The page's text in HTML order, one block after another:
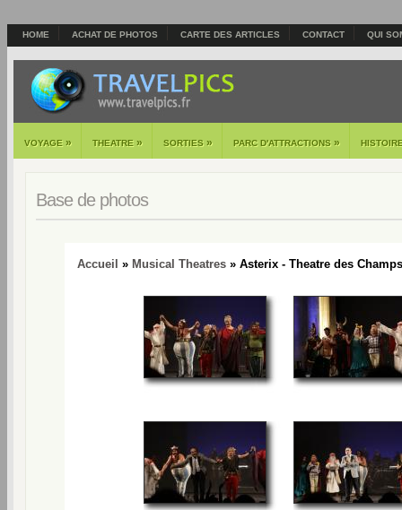
HOME ACHAT DE PHOTOS CARTE DES ARTICLES CONTACT QUI
VOYAGE » THEATRE » SORTIES » PARC D'ATTRACTIONS »
Base de photos
Accueil » Musical Theatres » Asterix - Theatre des